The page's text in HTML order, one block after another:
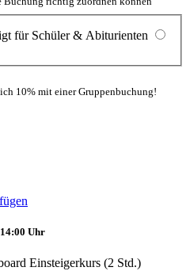
für Schüler & Abiturienten
10% mit einer Gruppenbuchung!
Uhr
Einsteigerkurs (2 Std.)